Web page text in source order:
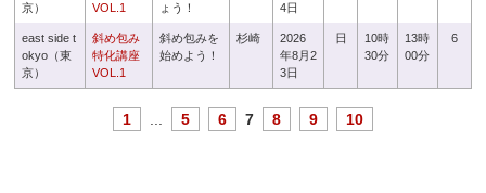
京）
VOL.1
ょう！
4日
east side t
okyo（東
京）
斜め包み
特化講座
VOL.1
斜め包みを
始めよう！
杉崎
2026
年8月2
3日
日
10時
30分
13時
00分
6
1 5 6 7 8 9 10